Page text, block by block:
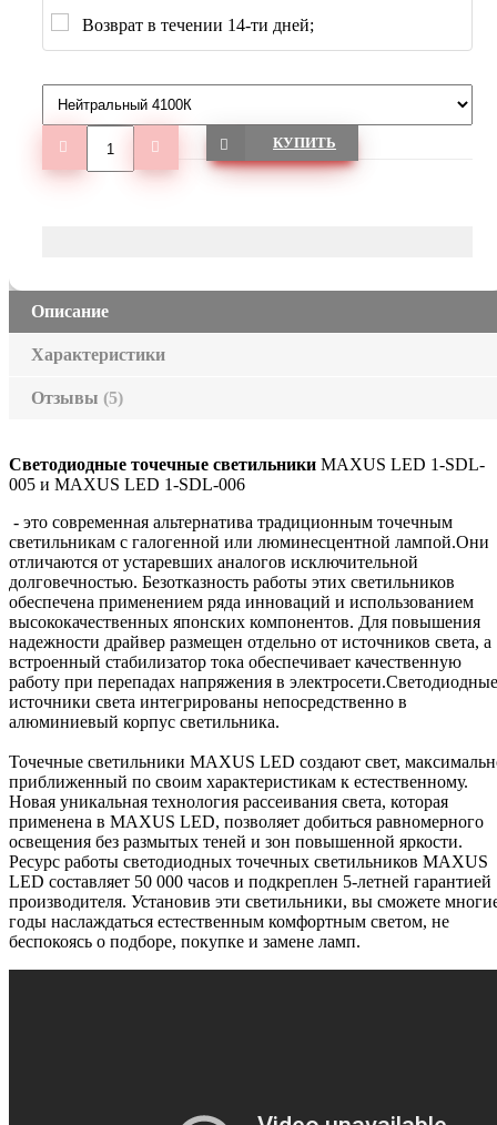
Возврат в течении 14-ти дней;
КУПИТЬ
Описание
Характеристики
Отзывы (5)
Светодиодные точечные светильники MAXUS LED 1-SDL-
005 и MAXUS LED 1-SDL-006
- это современная альтернатива традиционным точечным
светильникам с галогенной или люминесцентной лампой.Они
отличаются от устаревших аналогов исключительной
долговечностью. Безотказность работы этих светильников
обеспечена применением ряда инноваций и использованием
высококачественных японских компонентов. Для повышения
надежности драйвер размещен отдельно от источников света, а
встроенный стабилизатор тока обеспечивает качественную
работу при перепадах напряжения в электросети.Светодиодные
источники света интегрированы непосредственно в
алюминиевый корпус светильника.
Точечные светильники MAXUS LED создают свет,
приближенный по своим характеристикам к естественному.
Новая уникальная технология рассеивания света, которая
применена в MAXUS LED, позволяет добиться равномерного
освещения без размытых теней и зон повышенной яркости.
Ресурс работы светодиодных точечных светильников MAXUS
LED составляет 50 000 часов и подкреплен 5-летней гарантией
производителя. Установив эти светильники, вы сможете
годы наслаждаться естественным комфортным светом, не
беспокоясь о подборе, покупке и замене ламп.